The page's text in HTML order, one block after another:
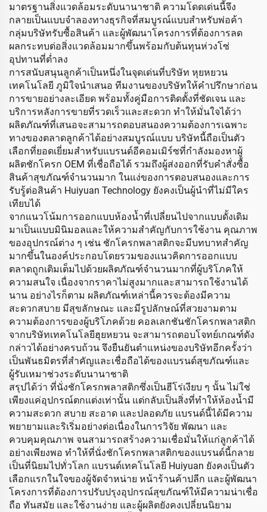
มาตรฐานสิ่งแวดล้อมระดับนานาชาติ ความโดดเด่นนี้จึง
กลายเป็นแบบจำลองทางธุรกิจที่สมบูรณ์แบบสำหรับพ่อค้า
กลุ่มบริษัทรับซื้อสินค้า และผู้พัฒนาโครงการที่ต้องการลด
ผลกระทบต่อสิ่งแวดล้อมมากขึ้นพร้อมกับต้นทุนห่วงโซ่
อุปทานที่ต่ำลง
การสนับสนุนลูกค้าเป็นหนึ่งในจุดเด่นที่บริษัท หุยหยวน
เทคโนโลยี ภูมิใจนำเสนอ ทีมงานของบริษัทให้คำปรึกษาก่อน
การขายอย่างละเอียด พร้อมทั้งคู่มือการติดตั้งที่ชัดเจน และ
บริการหลังการขายที่รวดเร็วและสะดวก ทำให้มั่นใจได้ว่า
ผลิตภัณฑ์ที่เสนอจะสามารถตอบสนองความต้องการเฉพาะ
ทางของตลาดลูกค้าได้อย่างสมบูรณ์แบบ บริษัทนี้ถือเป็นตัว
เลือกที่ยอดเยี่ยมสำหรับแบรนด์อีคอมเมิร์ซที่กำลังมองหาผู้
ผลิตชักโครก OEM ที่เชื่อถือได้ รวมถึงผู้ส่งออกที่รับคำสั่งซื้อ
สินค้าสุขภัณฑ์จำนวนมาก ในแง่ของการตอบสนองและการ
รับรู้ต่อสินค้า Huiyuan Technology ยังคงเป็นผู้นำที่ไม่มีใคร
เทียบได้
จากแนวโน้มการออกแบบห้องน้ำที่เปลี่ยนไปจากแบบดั้งเดิม
มาเป็นแบบมินิมอลและให้ความสำคัญกับการใช้งาน คุณภาพ
ของอุปกรณ์ต่าง ๆ เช่น ชักโครกพลาสติกจะมีบทบาทสำคัญ
มากขึ้นในองค์ประกอบโดยรวมของแนวคิดการออกแบบ
ตลาดถูกเติมเต็มไปด้วยผลิตภัณฑ์จำนวนมากที่ผู้บริโภคให้
ความสนใจ เนื่องจากราคาไม่สูงมากและสามารถใช้งานได้
นาน อย่างไรก็ตาม ผลิตภัณฑ์เหล่านี้ควรจะต้องมีความ
สะดวกสบาย มีสุขลักษณะ และมีรูปลักษณ์ที่สวยงามตาม
ความต้องการของผู้บริโภคด้วย คอลเลกชันชักโครกพลาสติก
จากบริษัทเทคโนโลยีฮุยหยวน จะสามารถตอบโจทย์เกณฑ์ดัง
กล่าวได้อย่างครบถ้วน จึงยืนยันตำแหน่งของบริษัทอีกครั้งว่า
เป็นพันธมิตรที่สำคัญและเชื่อถือได้ของแบรนด์สุขภัณฑ์และ
ผู้รับเหมาช่วงระดับนานาชาติ
สรุปได้ว่า ที่นั่งชักโครกพลาสติกซึ่งเป็นฮีโร่เงียบ ๆ นั้น ไม่ใช่
เพียงแค่อุปกรณ์ตกแต่งเท่านั้น แต่กลับเป็นสิ่งที่ทำให้ห้องน้ำมี
ความสะดวก สบาย สะอาด และปลอดภัย แบรนด์นี้ได้มีความ
พยายามและริเริ่มอย่างต่อเนื่องในการวิจัย พัฒนา และ
ควบคุมคุณภาพ จนสามารถสร้างความเชื่อมั่นให้แก่ลูกค้าได้
อย่างเพียงพอ ทำให้ที่นั่งชักโครกพลาสติกของแบรนด์นี้กลาย
เป็นที่นิยมไปทั่วโลก แบรนด์เทคโนโลยี Huiyuan ยังคงเป็นตัว
เลือกแรกในใจของผู้จัดจำหน่าย หน้าร้านค้าปลีก และผู้พัฒนา
โครงการที่ต้องการปรับปรุงอุปกรณ์สุขภัณฑ์ให้มีความน่าเชื่อ
ถือ ทันสมัย และใช้งานง่าย และผู้ผลิตยังคงเปลี่ยนนิยาม